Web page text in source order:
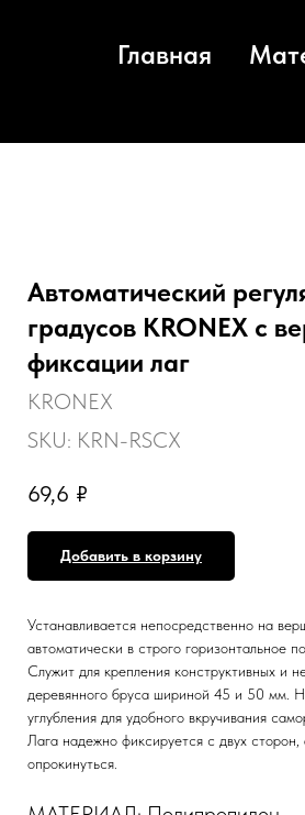
Главная
Автоматический
градусов KRONEX с
фиксации лаг
KRONEX
SKU: KRN-RSCX
69,6 ₽
Добавить в корзину
Устанавливается непосредственно на
автоматически в строго горизонтальное
Служит для крепления конструктивных и
деревянного бруса шириной 45 и 50 мм.
углубления для удобного вкручивания
Лага надежно фиксируется с двух
опрокинуться.